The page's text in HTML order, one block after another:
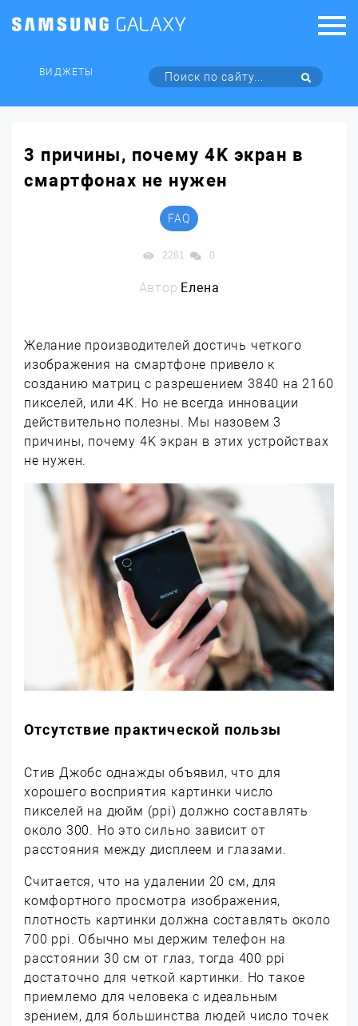
ВИДЖЕТЫ
3 причины, почему 4K экран в
смартфонах не нужен
FAQ
2261 0
Автор:Елена
Желание производителей достичь четкого
изображения на смартфоне привело к
созданию матриц с разрешением 3840 на 2160
пикселей, или 4К. Но не всегда инновации
действительно полезны. Мы назовем 3
причины, почему 4K экран в этих устройствах
не нужен.
Отсутствие практической пользы
Стив Джобс однажды объявил, что для
хорошего восприятия картинки число
пикселей на дюйм (ppi) должно составлять
около 300. Но это сильно зависит от
расстояния между дисплеем и глазами.
Считается, что на удалении 20 см, для
комфортного просмотра изображения,
плотность картинки должна составлять около
700 ppi. Обычно мы держим телефон на
расстоянии 30 см от глаз, тогда 400 ppi
достаточно для четкой картинки. Но такое
приемлемо для человека с идеальным
зрением, для большинства людей число точек